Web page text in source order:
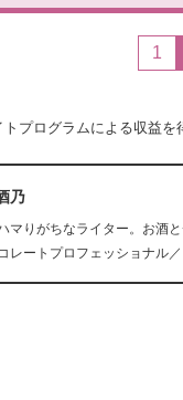
1
プログラムによる収益を
乃
マりがちなライター。お酒
レートプロフェッショナル